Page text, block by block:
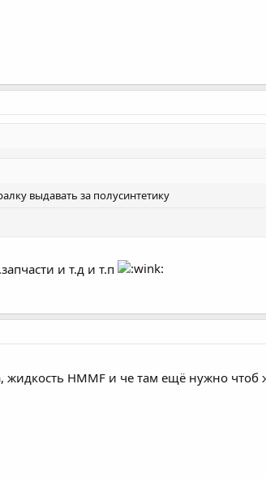
выдавать за полусинтетику
и т.д и т.п
HMMF и че там ещё нужно чтоб